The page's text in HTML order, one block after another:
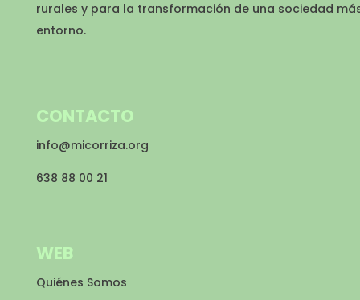
rurales y para la transformación de una sociedad
entorno.
CONTACTO
info@micorriza.org
638 88 00 21
WEB
Quiénes Somos